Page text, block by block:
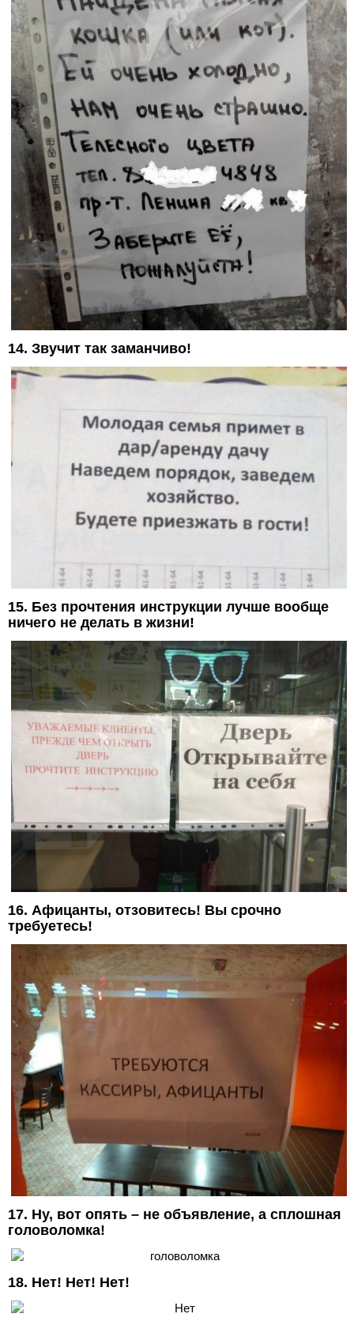
14. Звучит так заманчиво!
15. Без прочтения инструкции лучше вообще
ничего не делать в жизни!
16. Афицанты, отзовитесь! Вы срочно
требуетесь!
17. Ну, вот опять – не объявление, а сплошная
головоломка!
18. Нет! Нет! Нет!